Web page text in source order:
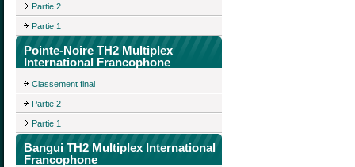
Partie 2
Partie 1
Pointe-Noire TH2 Multiplex
International Francophone
Classement final
Partie 2
Partie 1
Bangui TH2 Multiplex International
Francophone